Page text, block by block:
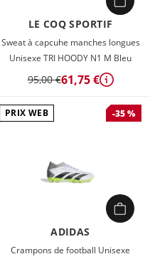
LE COQ SPORTIF
Sweat à capcuhe manches longues
Unisexe TRI HOODY N1 M Bleu
95,00 €61,75 € Détails
PRIX WEB -35 %
ADIDAS
Crampons de football Unisexe